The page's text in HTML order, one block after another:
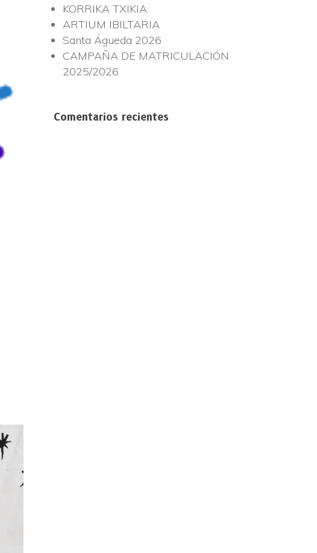
KORRIKA TXIKIA
ARTIUM IBILTARIA
Santa Águeda 2026
CAMPAÑA DE MATRICULACIÓN
2025/2026
Comentarios recientes